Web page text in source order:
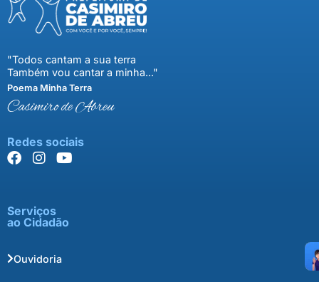
"Todos cantam a sua terra
Também vou cantar a minha..."
Poema Minha Terra
Casimiro de Abreu
Redes sociais
Serviços
ao Cidadão
Ouvidoria